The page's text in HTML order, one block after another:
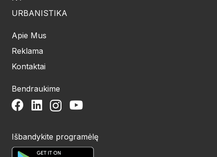
URBANISTIKA
Apie Mus
Reklama
Kontaktai
Bendraukime
Išbandykite programėlę